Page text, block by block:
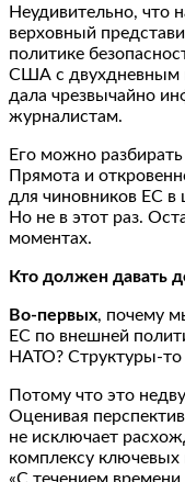
Неудивительно, что
верховный
политике
США с двухдневным
дала чрезвычайно
журналистам.
Его можно
Прямота и
для чиновников ЕС
Но не в этот раз.
моментах.
Кто должен давать
Во-первых, почему
ЕС по внешней
НАТО? Структуры-то
Потому что это
Оценивая
не исключает
комплексу ключевых